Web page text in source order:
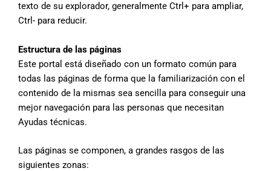
texto de su explorador, generalmente Ctrl+ para ampliar,
Ctrl- para reducir.
Estructura de las páginas
Este portal está diseñado con un formato común para
todas las páginas de forma que la familiarización con el
contenido de la mismas sea sencilla para conseguir una
mejor navegación para las personas que necesitan
Ayudas técnicas.
Las páginas se componen, a grandes rasgos de las
siguientes zonas: